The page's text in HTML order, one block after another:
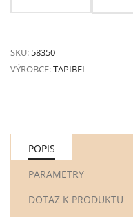
SKU: 58350
VÝROBCE:TAPIBEL
POPIS
PARAMETRY
DOTAZ K PRODUKTU